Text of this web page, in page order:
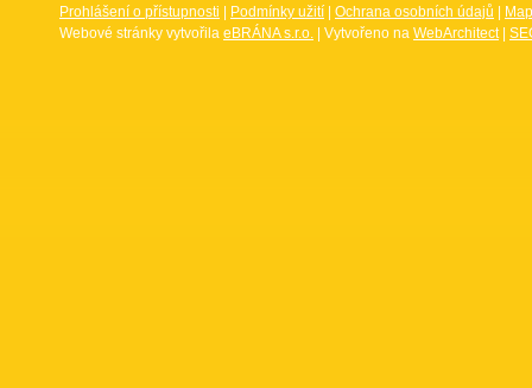
Prohlášení o přístupnosti
Podmínky užití Ochrana osobních údajů
Webové stránky vytvořila eBRÁNA s.r.o. | Vytvořeno na WebArchitect|